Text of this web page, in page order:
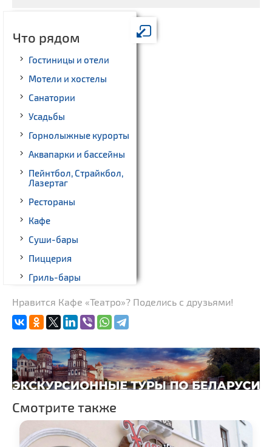
Что рядом
Гостиницы и отели
Мотели и хостелы
Санатории
Усадьбы
Горнолыжные курорты
Аквапарки и бассейны
Пейнтбол, Страйкбол,
Лазертаг
Рестораны
Кафе
Суши-бары
Пиццерия
Гриль-бары
Театры
Боулинг
Бильярд
Казино
Торговые центры,
универмаги
Фирменные магазины,
Нравится Кафе «Театро»? Поделись с друзьями!
Смотрите также